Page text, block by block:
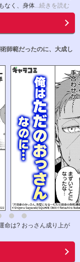
なく、身体...続きを読む
師範だったのに、大成し
命は? おっさん成り上が